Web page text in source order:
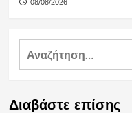
08/08/2026
Αναζήτηση
Διαβάστε επίσης